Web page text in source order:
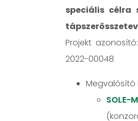
speciális célra
Projekt azonosító:
2022-00048
Megvalósító